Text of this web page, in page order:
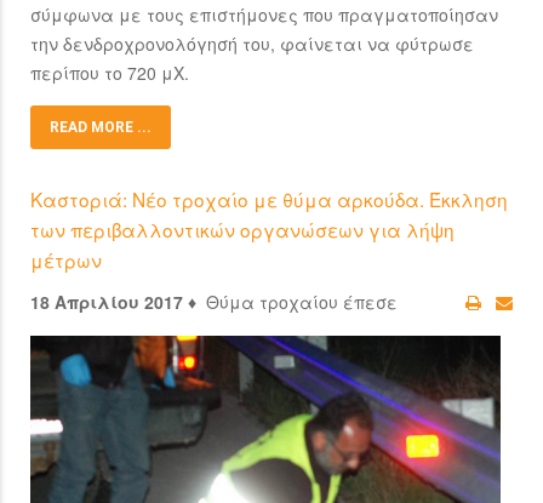
σύμφωνα με τους επιστήμονες που πραγματοποίησαν
την δενδροχρονολόγησή του, φαίνεται να φύτρωσε
περίπου το 720 μΧ.
READ MORE ...
Καστοριά: Νέο τροχαίο με θύμα αρκούδα. Έκκληση
των περιβαλλοντικών οργανώσεων για λήψη
μέτρων
18 Απριλίου 2017 ♦ Θύμα τροχαίου έπεσε